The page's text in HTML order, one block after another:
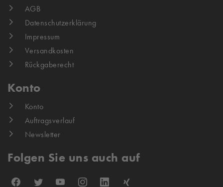
AGB
Datenschutzerklärung
Impressum
Versandkosten
Rückgaberecht
Konto
Konto
Auftragsverlauf
Newsletter
Folgen Sie uns auch auf